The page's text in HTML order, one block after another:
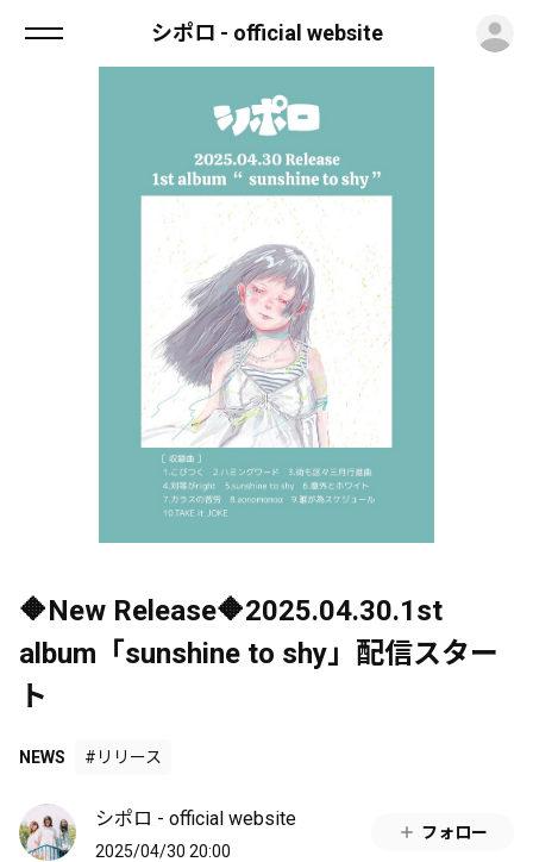
シポロ - official website
🔶New Release🔶2025.04.30.1st
album「sunshine to shy」配信スター
ト
NEWS #リリース
シポロ - official website
2025/04/30 20:00
フォロー